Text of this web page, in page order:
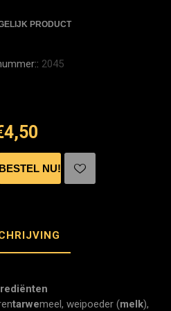
PRODUCT
2045
tarwemeel, weipoeder (melk),